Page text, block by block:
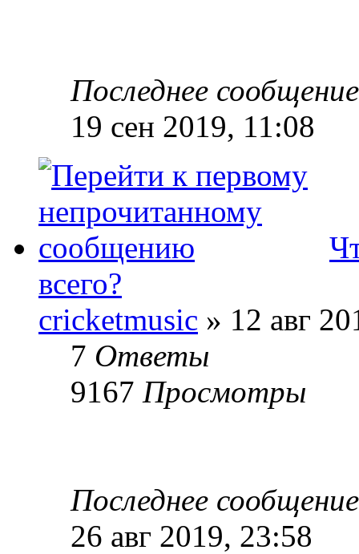
Последнее
19 сен 2019, 11:08
всего?
cricketmusic » 12 авг
7 Ответы
9167 Просмотры
Последнее
26 авг 2019, 23:58